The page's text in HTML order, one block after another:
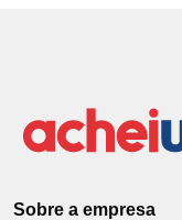
Sobre a empresa